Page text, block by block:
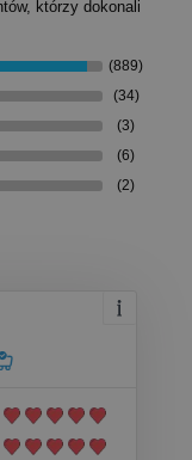
którzy dokonali
(889)
(34)
(3)
(6)
(2)